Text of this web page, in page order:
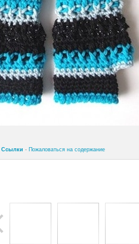
Ссылки - Пожаловаться на содержание